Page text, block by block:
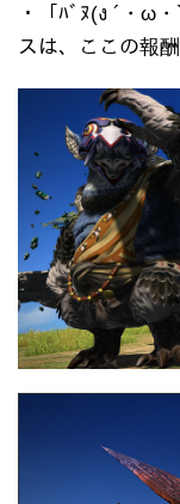
・「ﾊﾞﾇ(ง ´・ω
スは、ここの報